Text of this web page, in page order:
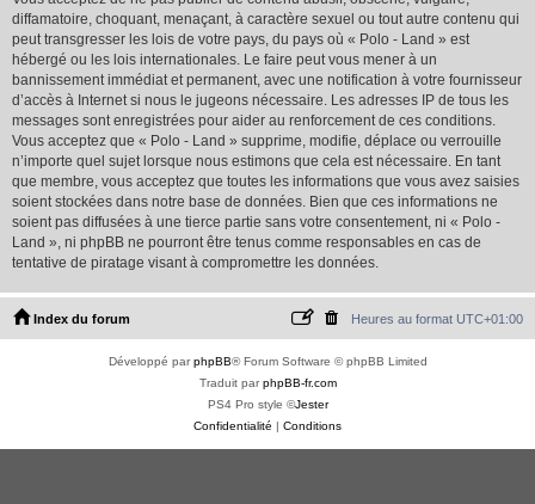
diffamatoire, choquant, menaçant, à caractère sexuel ou tout autre contenu qui
peut transgresser les lois de votre pays, du pays où « Polo - Land » est
hébergé ou les lois internationales. Le faire peut vous mener à un
bannissement immédiat et permanent, avec une notification à votre fournisseur
d’accès à Internet si nous le jugeons nécessaire. Les adresses IP de tous les
messages sont enregistrées pour aider au renforcement de ces conditions.
Vous acceptez que « Polo - Land » supprime, modifie, déplace ou verrouille
n’importe quel sujet lorsque nous estimons que cela est nécessaire. En tant
que membre, vous acceptez que toutes les informations que vous avez saisies
soient stockées dans notre base de données. Bien que ces informations ne
soient pas diffusées à une tierce partie sans votre consentement, ni « Polo -
Land », ni phpBB ne pourront être tenus comme responsables en cas de
tentative de piratage visant à compromettre les données.
Index du forum Heures au format UTC+01:00
Développé parphpBB® Forum Software © phpBB Limited
Traduit parphpBB-fr.com
PS4 Pro style ©Jester
Confidentialité | Conditions